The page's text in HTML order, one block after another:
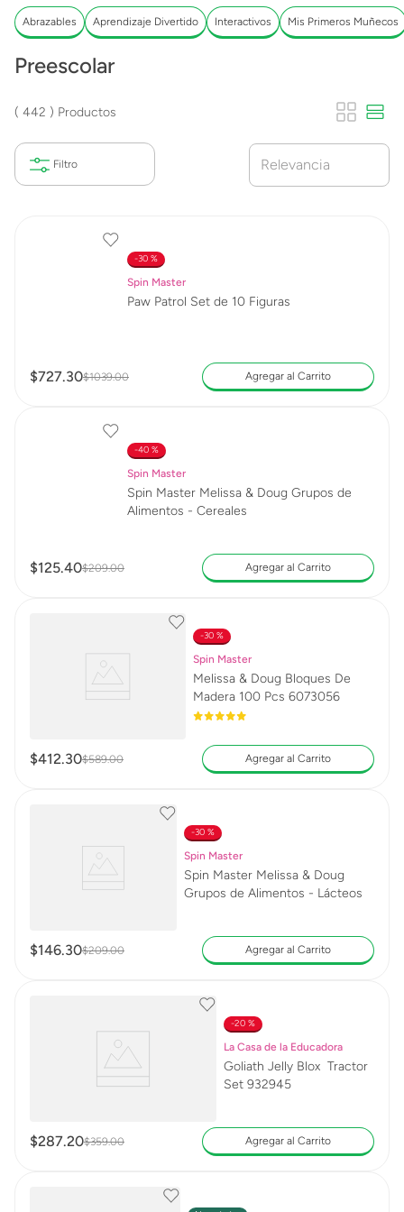
Abrazables Aprendizaje Divertido Interactivos Mis Primeros Muñecos
Preescolar
442 Productos
Relevancia
30 %
Spin Master
Paw Patrol Set de 10 Figuras
$727.30$1039.00 Agregar al Carrito
40 %
Spin Master
Spin Master Melissa & Doug Grupos de
Alimentos - Cereales
$125.40$209.00 Agregar al Carrito
30 %
Spin Master
Melissa & Doug Bloques De
Madera 100 Pcs 6073056
$412.30$589.00 Agregar al Carrito
30 %
Spin Master
Spin Master Melissa & Doug
Grupos de Alimentos - Lácteos
$146.30$209.00 Agregar al Carrito
20 %
La Casa de la Educadora
Goliath Jelly Blox Tractor
Set 932945
$287.20$359.00 Agregar al Carrito